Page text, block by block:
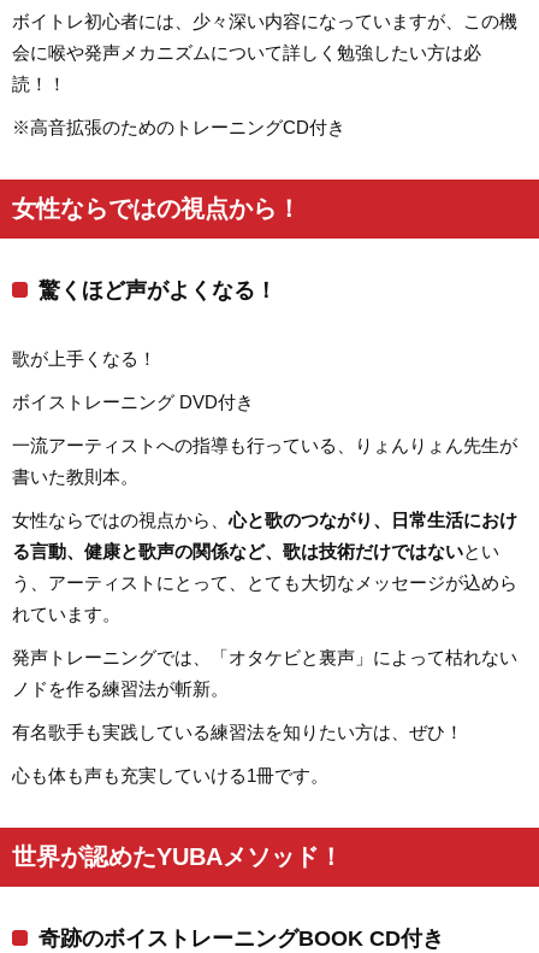
ボイトレ初心者には、少々深い内容になっていますが、この機
会に喉や発声メカニズムについて詳しく勉強したい方は必
読！！
※高音拡張のためのトレーニングCD付き
女性ならではの視点から！
驚くほど声がよくなる！
歌が上手くなる！
ボイストレーニング DVD付き
一流アーティストへの指導も行っている、りょんりょん先生が
書いた教則本。
女性ならではの視点から、心と歌のつながり、日常生活におけ
る言動、健康と歌声の関係など、歌は技術だけではないとい
う、アーティストにとって、とても大切なメッセージが込めら
れています。
発声トレーニングでは、「オタケビと裏声」によって枯れない
ノドを作る練習法が斬新。
有名歌手も実践している練習法を知りたい方は、ぜひ！
心も体も声も充実していける1冊です。
世界が認めたYUBAメソッド！
奇跡のボイストレーニングBOOK CD付き